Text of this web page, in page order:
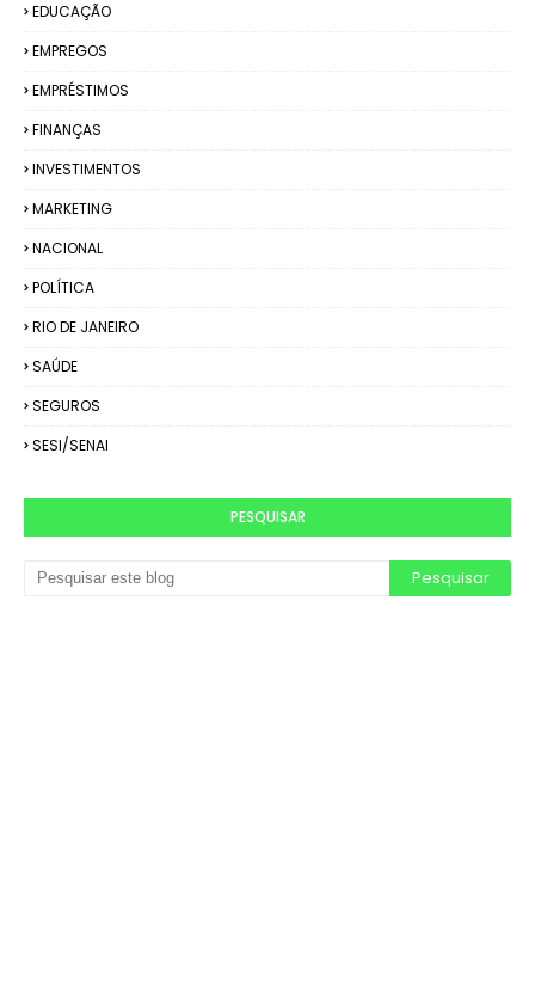
EDUCAÇÃO
EMPREGOS
EMPRÉSTIMOS
FINANÇAS
INVESTIMENTOS
MARKETING
NACIONAL
POLÍTICA
RIO DE JANEIRO
SAÚDE
SEGUROS
SESI/SENAI
PESQUISAR